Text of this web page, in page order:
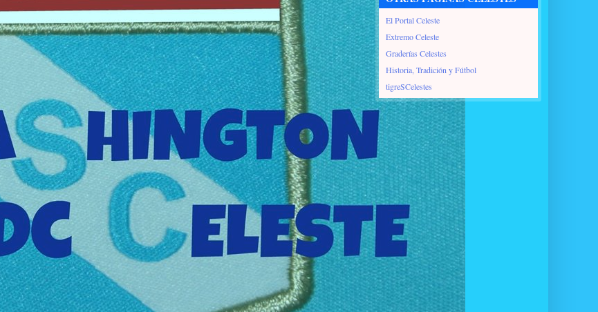
El Portal Celeste
Extremo Celeste
Graderías Celestes
Historia, Tradición y Fútbol
tigreSCelestes